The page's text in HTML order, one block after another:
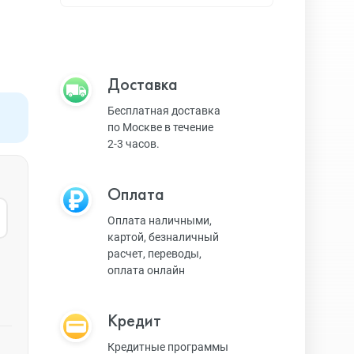
Magic Keyboard
ЗУ и кабели
Игровые консоли
Ремешки для AW
Доставка
Бесплатная доставка
по Москве в течение
2-3 часов.
Оплата
Оплата наличными,
картой, безналичный
расчет, переводы,
оплата онлайн
Кредит
Кредитные программы